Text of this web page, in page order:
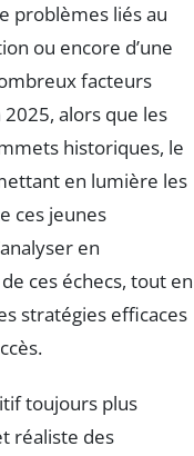
problèmes liés au
ou encore d’une
facteurs
alors que les
historiques, le
en lumière les
ces jeunes
en
ces échecs, tout en
stratégies efficaces
toujours plus
réaliste des